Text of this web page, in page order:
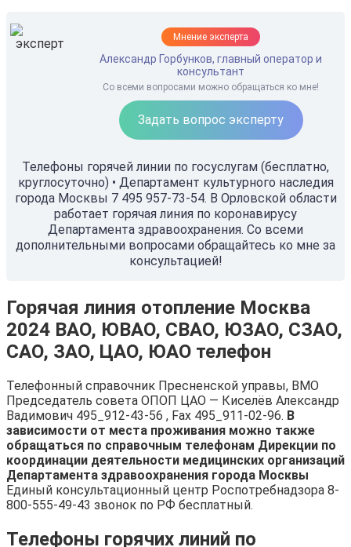
Мнение эксперта
Александр Горбунков, главный оператор и
консультант
Со всеми вопросами можно обращаться ко мне!
Задать вопрос эксперту
Телефоны горячей линии по госуслугам (бесплатно,
круглосуточно) • Департамент культурного наследия
города Москвы 7 495 957-73-54. В Орловской области
работает горячая линия по коронавирусу
Департамента здравоохранения. Со всеми
дополнительными вопросами обращайтесь ко мне за
консультацией!
Горячая линия отопление Москва
2024 ВАО, ЮВАО, СВАО, ЮЗАО, СЗАО,
САО, ЗАО, ЦАО, ЮАО телефон
Телефонный справочник Пресненской управы, ВМО
Председатель совета ОПОП ЦАО — Киселёв Александр
Вадимович 495_912-43-56 , Fax 495_911-02-96. В
зависимости от места проживания можно также
обращаться по справочным телефонам Дирекции по
координации деятельности медицинских организаций
Департамента здравоохранения города Москвы
Единый консультационный центр Роспотребнадзора 8-
800-555-49-43 звонок по РФ бесплатный.
Телефоны горячих линий по